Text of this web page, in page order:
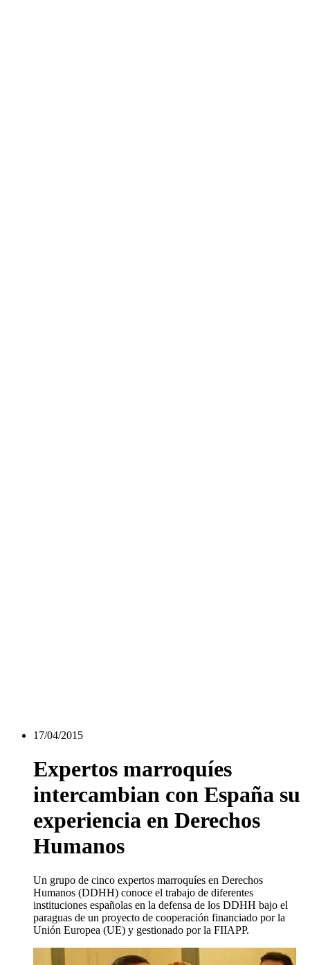
17/04/2015
Expertos marroquíes
intercambian con España su
experiencia en Derechos
Humanos
Un grupo de cinco expertos marroquíes en Derechos
Humanos (DDHH) conoce el trabajo de diferentes
instituciones españolas en la defensa de los DDHH bajo el
paraguas de un proyecto de cooperación financiado por la
Unión Europea (UE) y gestionado por la FIIAPP.